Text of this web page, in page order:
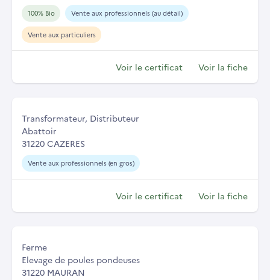
100% Bio Vente aux professionnels (au détail)
Vente aux particuliers
Voir le certificat Voir la fiche
Transformateur, Distributeur
Abattoir
31220 CAZERES
Vente aux professionnels (en gros)
Voir le certificat Voir la fiche
Ferme
Elevage de poules pondeuses
31220 MAURAN